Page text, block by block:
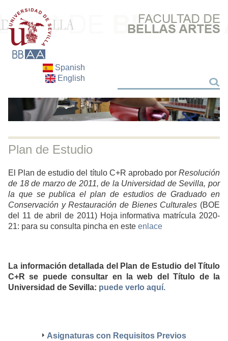
Spanish
English
Buscar
Plan de Estudio
El Plan de estudio del título C+R aprobado por Resolución
de 18 de marzo de 2011, de la Universidad de Sevilla, por
la que se publica el plan de estudios de Graduado en
Conservación y Restauración de Bienes Culturales (BOE
del 11 de abril de 2011) Hoja informativa matrícula 2020-
21: para su consulta pincha en este enlace
La información detallada del Plan de Estudio del Título
C+R se puede consultar en la web del Título de la
Universidad de Sevilla: puede verlo aquí.
Asignaturas con Requisitos Previos